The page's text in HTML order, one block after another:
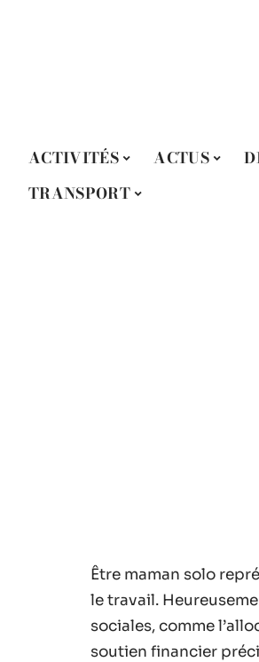
ACTIVITÉS ACTUS
TRANSPORT
Être maman solo
le travail.
sociales, comme
soutien financier